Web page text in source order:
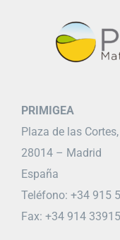
PRIMIGEA
Plaza de las
28014 – Madrid
España
Teléfono: +34 915
Fax: +34 914